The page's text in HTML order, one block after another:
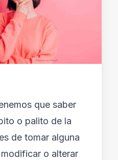
que saber
o palito de la
de tomar alguna
o alterar